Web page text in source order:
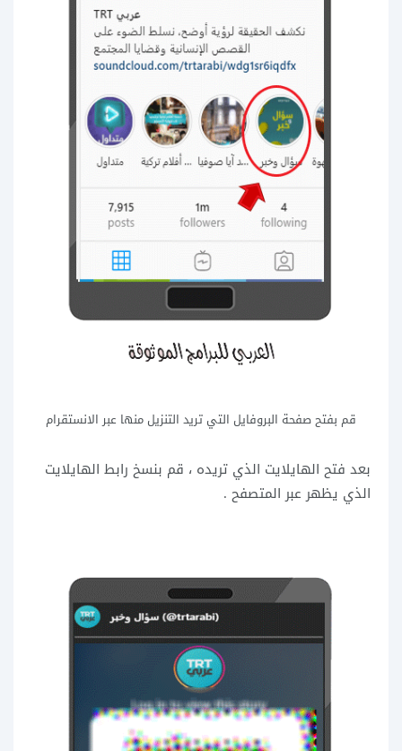
قم بفتح صفحة البروفايل التي تريد التنزيل منها عبر الانستقرام
بعد فتح الهايلايت الذي تريده ، قم بنسخ رابط الهايلايت
الذي يظهر عبر المتصفح .